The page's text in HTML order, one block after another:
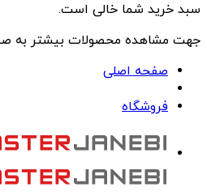
سبد خرید شما خالی است.
جهت مشاهده محصولات بیشتر به
صفحه اصلی
فروشگاه